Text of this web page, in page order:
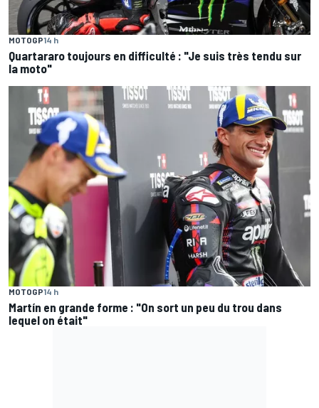
MOTOGP14 h
Quartararo toujours en difficulté : "Je suis très tendu sur
la moto"
MOTOGP14 h
Martín en grande forme : "On sort un peu du trou dans
lequel on était"